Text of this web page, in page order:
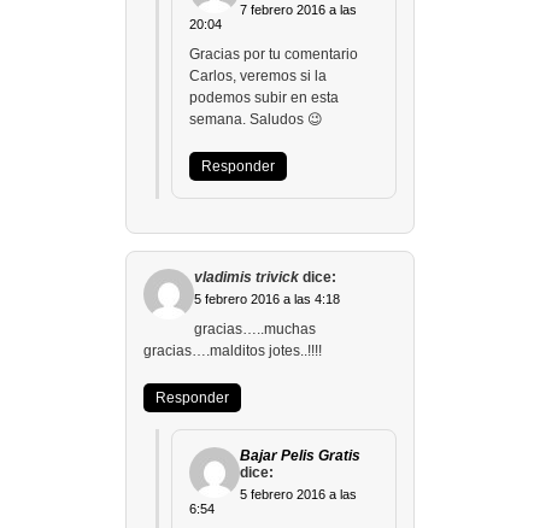
7 febrero 2016 a las
20:04
Gracias por tu comentario
Carlos, veremos si la
podemos subir en esta
semana. Saludos 😉
Responder
vladimis trivick dice:
5 febrero 2016 a las 4:18
gracias…..muchas
gracias….malditos jotes..!!!!
Responder
Bajar Pelis Gratis
dice:
5 febrero 2016 a las
6:54